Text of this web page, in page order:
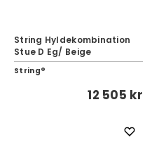
String Hyldekombination
Stue D Eg/ Beige
String®
12 505 kr